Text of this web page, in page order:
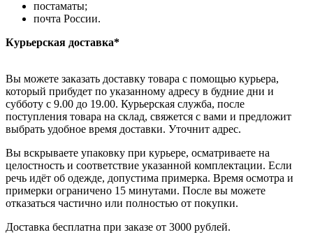
постаматы;
почта России.
Курьерская доставка*
Вы можете заказать доставку товара с помощью курьера,
который прибудет по указанному адресу в будние дни и
субботу с 9.00 до 19.00. Курьерская служба, после
поступления товара на склад, свяжется с вами и предложит
выбрать удобное время доставки. Уточнит адрес.
Вы вскрываете упаковку при курьере, осматриваете на
целостность и соответствие указанной комплектации. Если
речь идёт об одежде, допустима примерка. Время осмотра и
примерки ограничено 15 минутами. После вы можете
отказаться частично или полностью от покупки.
Доставка бесплатна при заказе от 3000 рублей.